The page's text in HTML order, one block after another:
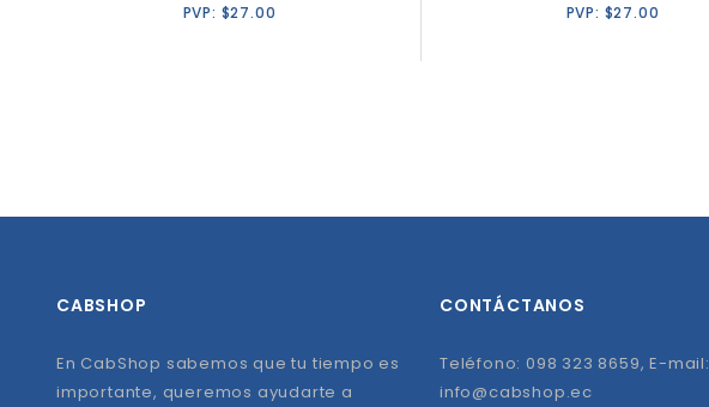
PVP: $27.00 PVP: $27.00
CABSHOP
En CabShop sabemos que tu tiempo es
importante, queremos ayudarte a
CONTÁCTANOS
Teléfono: 098 323 8659, E-mail:
info@cabshop.ec